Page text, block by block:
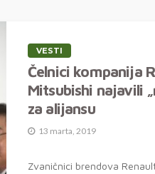
VESTI
Čelnici kompanija
Mitsubishi najavili
za alijansu
13 marta, 2019
Zvaničnici brendova